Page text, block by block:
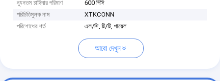
ন্যূনতম চাহিদার পরিমাণ
600 পিসি
পরিচিতিমুলক নাম
XTKCONN
পরিশোধের শর্ত
এল/সি, টি/টি, পায়েল
আরো দেখুন